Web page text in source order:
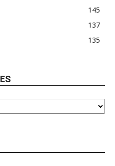
145
137
135